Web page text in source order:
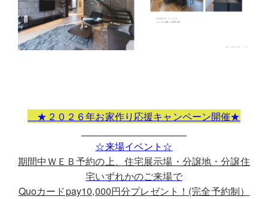
★２０２６年お家作り応援キャンペーン開催★
☆来場イベント☆
期間中ＷＥＢ予約の上、住宅展示場・分譲地・分譲住
宅いずれかのご来場で
Quoカードpay10,000円分プレゼント！(完全予約制）